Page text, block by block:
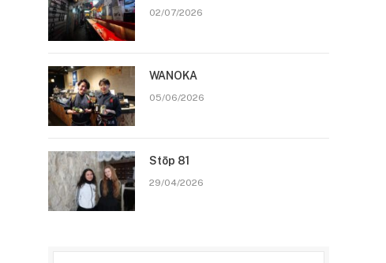
02/07/2026
WANOKA
05/06/2026
Stōp 81
29/04/2026